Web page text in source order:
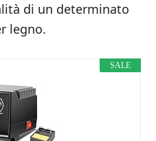
di un determinato
legno.
SALE